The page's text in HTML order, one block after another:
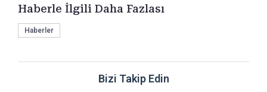
Haberle İlgili Daha Fazlası
Haberler
Bizi Takip Edin